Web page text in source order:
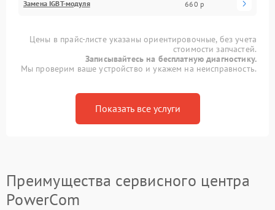
Замена IGBT-модуля 660 р
Цены в прайс-листе указаны ориентировочные, без учета
стоимости запчастей.
Записывайтесь на бесплатную диагностику.
Мы проверим ваше устройство и укажем на неисправность.
Показать все услуги
Преимущества сервисного центра
PowerCom